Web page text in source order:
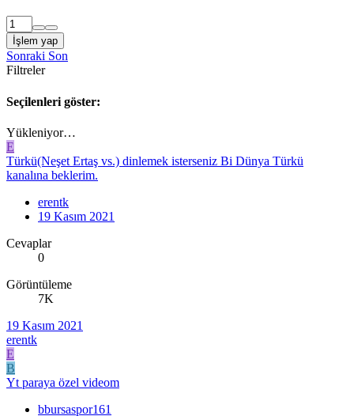
İşlem yap
Sonraki Son
Filtreler
Seçilenleri göster:
Yükleniyor…
E
Türkü(Neşet Ertaş vs.) dinlemek isterseniz Bi Dünya Türkü
kanalına beklerim.
erentk
19 Kasım 2021
Cevaplar
0
Görüntüleme
7K
19 Kasım 2021
erentk
E
B
Yt paraya özel videom
bbursaspor161